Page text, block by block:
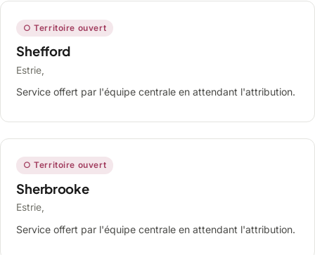
○ Territoire ouvert
Shefford
Estrie,
Service offert par l'équipe centrale en attendant l'attribution.
○ Territoire ouvert
Sherbrooke
Estrie,
Service offert par l'équipe centrale en attendant l'attribution.